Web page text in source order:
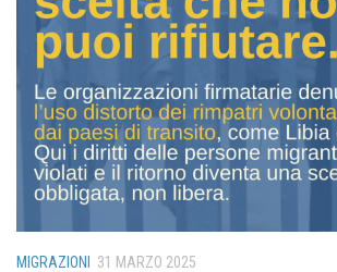
MIGRAZIONI 31 MARZO 2025